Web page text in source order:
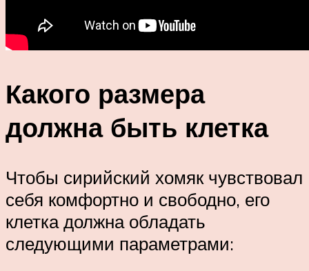
Какого размера
должна быть клетка
Чтобы сирийский хомяк чувствовал
себя комфортно и свободно, его
клетка должна обладать
следующими параметрами: